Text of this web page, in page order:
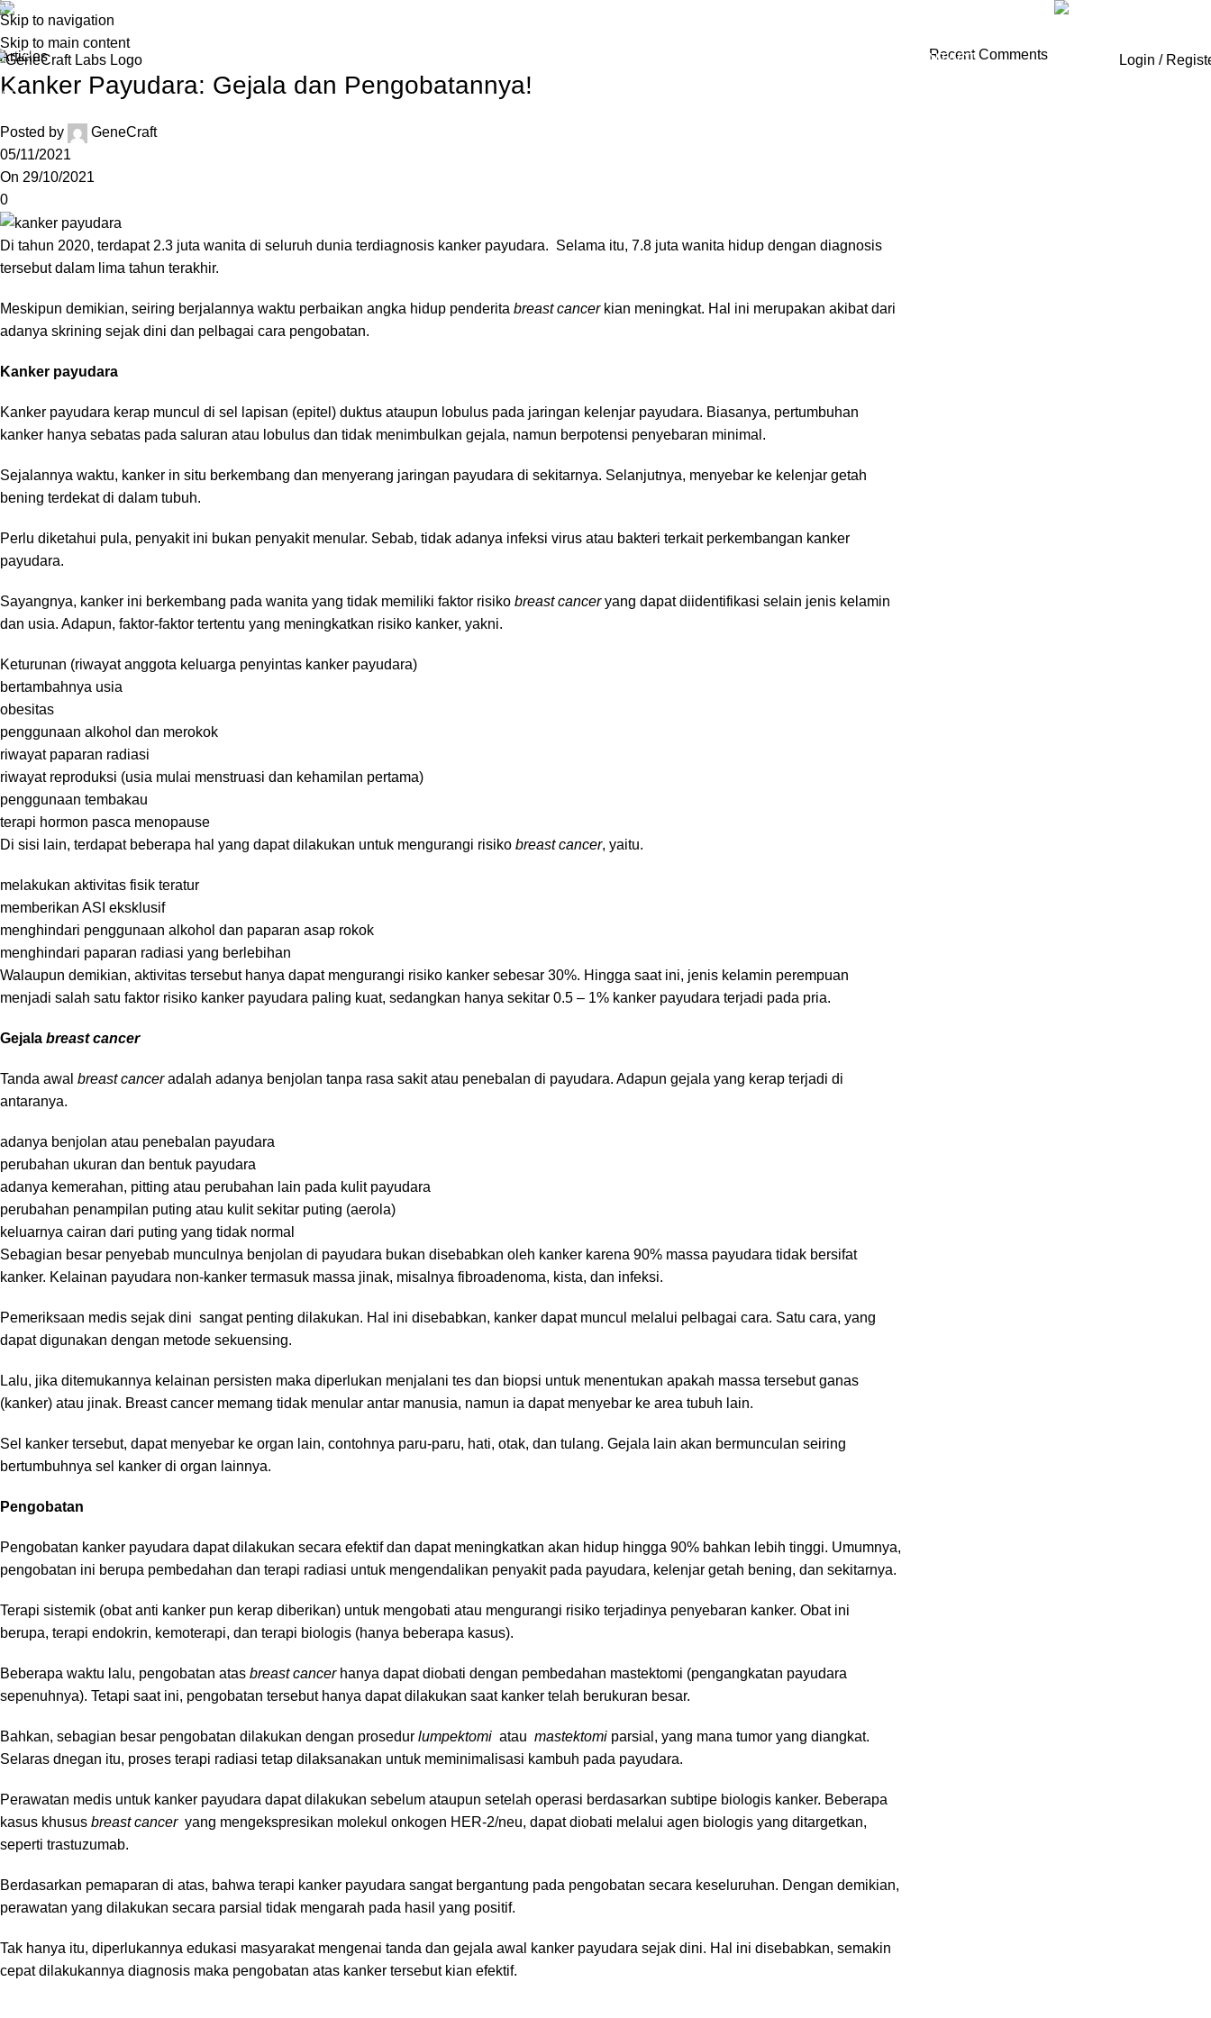
Skip to navigation
Skip to main content
21) 58903119
CONTACT Login /
Blog
Articles
Kanker Payudara: Gejala dan Pengobatannya!
Posted by
GeneCraft
05/11/2021
On 29/10/2021
0
Di tahun 2020, terdapat 2.3 juta wanita di seluruh dunia terdiagnosis kanker payudara. Selama itu, 7.8 juta wanita hidup dengan diagnosis
tersebut dalam lima tahun terakhir.
Meskipun demikian, seiring berjalannya waktu perbaikan angka hidup penderita breast cancerkian meningkat. Hal ini merupakan akibat dari
adanya skrining sejak dini dan pelbagai cara pengobatan.
Kanker payudara
Kanker payudara kerap muncul di sel lapisan (epitel) duktus ataupun lobulus pada jaringan kelenjar payudara. Biasanya, pertumbuhan
kanker hanya sebatas pada saluran atau lobulus dan tidak menimbulkan gejala, namun berpotensi penyebaran minimal.
Sejalannya waktu, kanker in situ berkembang dan menyerang jaringan payudara di sekitarnya. Selanjutnya, menyebar ke kelenjar getah
bening terdekat di dalam tubuh.
Perlu diketahui pula, penyakit ini bukan penyakit menular. Sebab, tidak adanya infeksi virus atau bakteri terkait perkembangan kanker
payudara.
Sayangnya, kanker ini berkembang pada wanita yang tidak memiliki faktor risiko breast canceryang dapat diidentifikasi selain jenis kelamin
dan usia. Adapun, faktor-faktor tertentu yang meningkatkan risiko kanker, yakni.
Keturunan (riwayat anggota keluarga penyintas kanker payudara)
bertambahnya usia
obesitas
penggunaan alkohol dan merokok
riwayat paparan radiasi
riwayat reproduksi (usia mulai menstruasi dan kehamilan pertama)
penggunaan tembakau
terapi hormon pasca menopause
Di sisi lain, terdapat beberapa hal yang dapat dilakukan untuk mengurangi risiko breast cancer, yaitu.
melakukan aktivitas fisik teratur
memberikan ASI eksklusif
menghindari penggunaan alkohol dan paparan asap rokok
menghindari paparan radiasi yang berlebihan
Walaupun demikian, aktivitas tersebut hanya dapat mengurangi risiko kanker sebesar 30%. Hingga saat ini, jenis kelamin perempuan
menjadi salah satu faktor risiko kanker payudara paling kuat, sedangkan hanya sekitar 0.5 – 1% kanker payudara terjadi pada pria.
Gejala breast cancer
Tanda awal breast canceradalah adanya benjolan tanpa rasa sakit atau penebalan di payudara. Adapun gejala yang kerap terjadi di
antaranya.
adanya benjolan atau penebalan payudara
perubahan ukuran dan bentuk payudara
adanya kemerahan, pitting atau perubahan lain pada kulit payudara
perubahan penampilan puting atau kulit sekitar puting (aerola)
keluarnya cairan dari puting yang tidak normal
Sebagian besar penyebab munculnya benjolan di payudara bukan disebabkan oleh kanker karena 90% massa payudara tidak bersifat
kanker. Kelainan payudara non-kanker termasuk massa jinak, misalnya fibroadenoma, kista, dan infeksi.
Pemeriksaan medis sejak dini sangat penting dilakukan. Hal ini disebabkan, kanker dapat muncul melalui pelbagai cara. Satu cara, yang
dapat digunakan dengan metode sekuensing.
Lalu, jika ditemukannya kelainan persisten maka diperlukan menjalani tes dan biopsi untuk menentukan apakah massa tersebut ganas
(kanker) atau jinak. Breast cancer memang tidak menular antar manusia, namun ia dapat menyebar ke area tubuh lain.
Sel kanker tersebut, dapat menyebar ke organ lain, contohnya paru-paru, hati, otak, dan tulang. Gejala lain akan bermunculan seiring
bertumbuhnya sel kanker di organ lainnya.
Pengobatan
Pengobatan kanker payudara dapat dilakukan secara efektif dan dapat meningkatkan akan hidup hingga 90% bahkan lebih tinggi. Umumnya,
pengobatan ini berupa pembedahan dan terapi radiasi untuk mengendalikan penyakit pada payudara, kelenjar getah bening, dan sekitarnya.
Terapi sistemik (obat anti kanker pun kerap diberikan) untuk mengobati atau mengurangi risiko terjadinya penyebaran kanker. Obat ini
berupa, terapi endokrin, kemoterapi, dan terapi biologis (hanya beberapa kasus).
Beberapa waktu lalu, pengobatan atas breast cancer hanya dapat diobati dengan pembedahan mastektomi (pengangkatan payudara
sepenuhnya). Tetapi saat ini, pengobatan tersebut hanya dapat dilakukan saat kanker telah berukuran besar.
Bahkan, sebagian besar pengobatan dilakukan dengan prosedur lumpektomi atau mastektomi parsial, yang mana tumor yang diangkat.
Selaras dnegan itu, proses terapi radiasi tetap dilaksanakan untuk meminimalisasi kambuh pada payudara.
Perawatan medis untuk kanker payudara dapat dilakukan sebelum ataupun setelah operasi berdasarkan subtipe biologis kanker. Beberapa
kasus khusus breast cancer yang mengekspresikan molekul onkogen HER-2/neu, dapat diobati melalui agen biologis yang ditargetkan,
seperti trastuzumab.
Berdasarkan pemaparan di atas, bahwa terapi kanker payudara sangat bergantung pada pengobatan secara keseluruhan. Dengan demikian,
perawatan yang dilakukan secara parsial tidak mengarah pada hasil yang positif.
Tak hanya itu, diperlukannya edukasi masyarakat mengenai tanda dan gejala awal kanker payudara sejak dini. Hal ini disebabkan, semakin
cepat dilakukannya diagnosis maka pengobatan atas kanker tersebut kian efektif.
Recent Comments